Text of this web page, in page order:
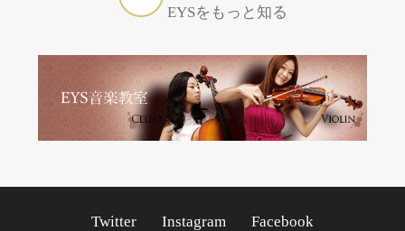
EYSをもっと知る
Twitter Instagram Facebook